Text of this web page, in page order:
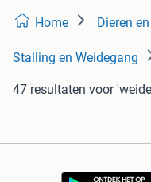
Home Dieren
Stalling en Weidegang
47 resultaten voor